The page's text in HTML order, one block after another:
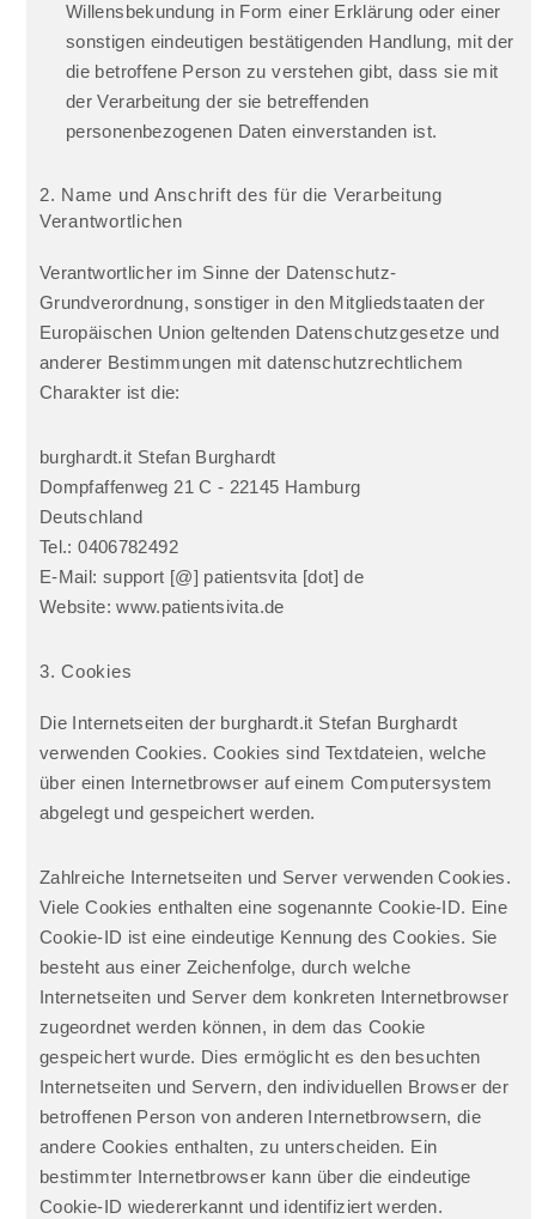
Willensbekundung in Form einer Erklärung oder einer
sonstigen eindeutigen bestätigenden Handlung, mit der
die betroffene Person zu verstehen gibt, dass sie mit
der Verarbeitung der sie betreffenden
personenbezogenen Daten einverstanden ist.
2. Name und Anschrift des für die Verarbeitung
Verantwortlichen
Verantwortlicher im Sinne der Datenschutz-
Grundverordnung, sonstiger in den Mitgliedstaaten der
Europäischen Union geltenden Datenschutzgesetze und
anderer Bestimmungen mit datenschutzrechtlichem
Charakter ist die:
burghardt.it Stefan Burghardt
Dompfaffenweg 21 C - 22145 Hamburg
Deutschland
Tel.: 0406782492
E-Mail: support [@] patientsvita [dot] de
Website: www.patientsivita.de
3. Cookies
Die Internetseiten der burghardt.it Stefan Burghardt
verwenden Cookies. Cookies sind Textdateien, welche
über einen Internetbrowser auf einem Computersystem
abgelegt und gespeichert werden.
Zahlreiche Internetseiten und Server verwenden Cookies.
Viele Cookies enthalten eine sogenannte Cookie-ID. Eine
Cookie-ID ist eine eindeutige Kennung des Cookies. Sie
besteht aus einer Zeichenfolge, durch welche
Internetseiten und Server dem konkreten Internetbrowser
zugeordnet werden können, in dem das Cookie
gespeichert wurde. Dies ermöglicht es den besuchten
Internetseiten und Servern, den individuellen Browser der
betroffenen Person von anderen Internetbrowsern, die
andere Cookies enthalten, zu unterscheiden. Ein
bestimmter Internetbrowser kann über die eindeutige
Cookie-ID wiedererkannt und identifiziert werden.